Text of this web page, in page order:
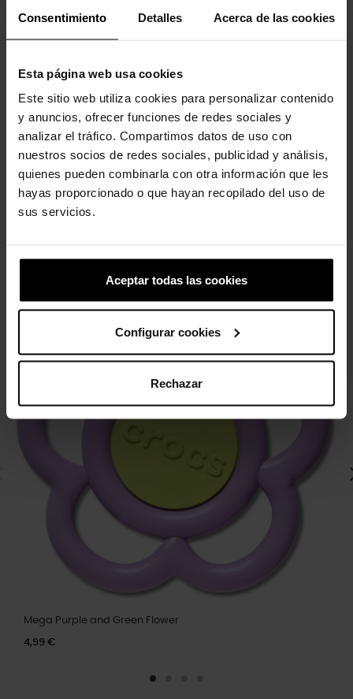
Consentimiento Detalles Acerca de las cookies
Esta página web usa cookies
Este sitio web utiliza cookies para personalizar contenido
y anuncios, ofrecer funciones de redes sociales y
analizar el tráfico. Compartimos datos de uso con
nuestros socios de redes sociales, publicidad y análisis,
quienes pueden combinarla con otra información que les
hayas proporcionado o que hayan recopilado del uso de
sus servicios.
Aceptar todas las cookies
Configurar cookies
Rechazar
Signo de la paz negro y rosa
4,99 € 3,99 €
Cerveza
4,99 € 3,99 €
Mega Purple and Green Flower
4,99 €